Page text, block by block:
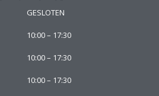
GESLOTEN
10:00 – 17:30
10:00 – 17:30
10:00 – 17:30